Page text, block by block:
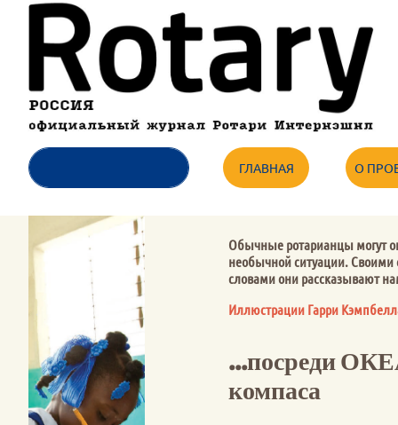
ГЛАВНАЯ О
Обычные ротарианцы могут
необычной ситуации.
словами они рассказывают
Иллюстрации Гарри
...посреди
компаса